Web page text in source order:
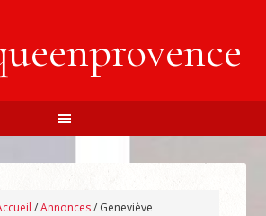
/Annonces/ Geneviève